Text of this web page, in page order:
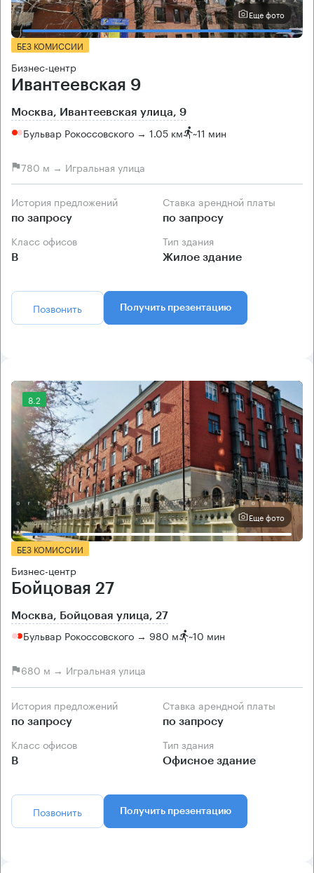
Еще фото
БЕЗ КОМИССИИ
Бизнес-центр
Ивантеевская 9
Москва, Ивантеевская улица, 9
Бульвар Рокоссовского → 1.05 км ~11 мин
780 м → Игральная улица
История предложений
по запросу
Ставка арендной платы
по запросу
Класс офисов
B
Тип здания
Жилое здание
Позвонить Получить презентацию
8.2
Еще фото
БЕЗ КОМИССИИ
Бизнес-центр
Бойцовая 27
Москва, Бойцовая улица, 27
Бульвар Рокоссовского → 980 м ~10 мин
680 м → Игральная улица
История предложений
по запросу
Ставка арендной платы
по запросу
Класс офисов
B
Тип здания
Офисное здание
Позвонить Получить презентацию